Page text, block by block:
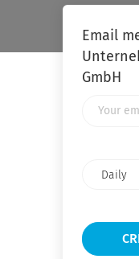
Email
GmbH
frequency